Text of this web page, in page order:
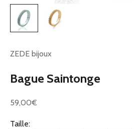
ZEDE bijoux
Bague Saintonge
Prix de vente
59,00€
Taille: